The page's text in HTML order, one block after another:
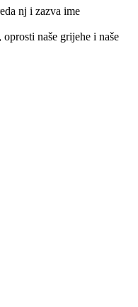
nj i zazva ime
naše grijehe i naše